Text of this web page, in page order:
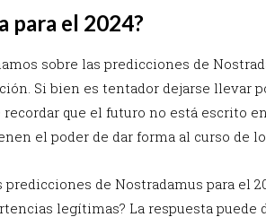
para el 2024?
sobre las predicciones de
Si bien es tentador dejarse llevar
que el futuro no está escrito
el poder de dar forma al curso de
de Nostradamus para el
legítimas? La respuesta